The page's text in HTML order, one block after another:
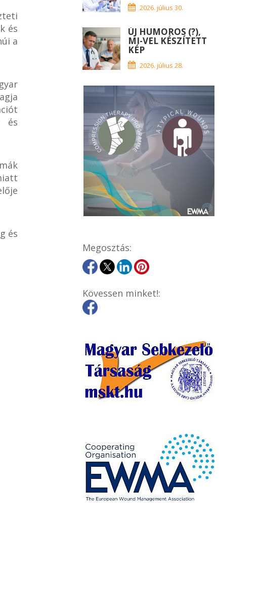
és
a
és
és
2026. július 30.
ÚJ HUMOROS (?),
MI-VEL KÉSZÍTETT
KÉP
2026. július 28.
Megosztás:
Kövessen minket!: